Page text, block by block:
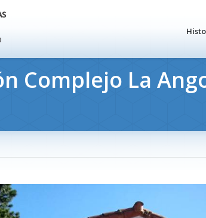
Complejo La